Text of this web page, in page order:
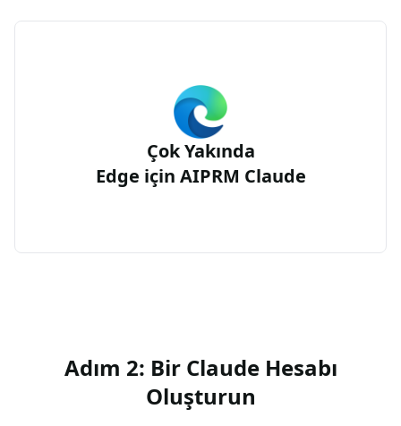
Çok Yakında
Edge için AIPRM Claude
Adım 2: Bir Claude Hesabı
Oluşturun